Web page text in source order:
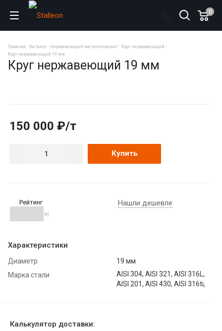
0
Главная Каталог Нержавеющий металлопрокат
Круг нержавеющий
Круг нержавеющий 19 мм
Круг нержавеющий 19 мм
150 000 ₽/т
Купить
Рейтинг
(0)
Нашли дешевле
Характеристики
Диаметр
19 мм
Марка стали
AISI 304, AISI 321, AISI 316L,
AISI 201, AISI 430, AISI 316ti,
Калькулятор доставки: